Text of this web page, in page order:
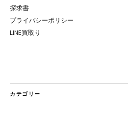
探求書
プライバシーポリシー
LINE買取り
カテゴリー